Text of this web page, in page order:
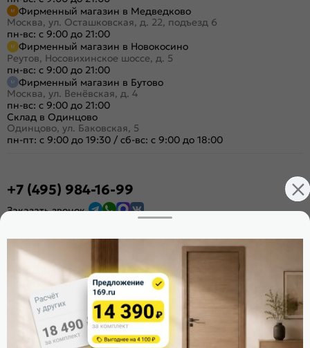
Фирменный магазин в Медведково
Москва, ул. Осташковская, д. 22, подъезд 6
пн-вс: с 9:00 до 21:00
Фирменный магазин в Новокосино
Реутов, Носовихинское шоссе, д. 5
пн-вс: с 9:00 до 21:00
Фирменный магазин в Бутово
Москва, ул. Венёвская, д. 4
пн-вс: с 9:00 до 21:00
Склад в Одинцово
Одинцово, ул. Баковская, 5
пн-пт: с 9:00 до 19:30 / сб-вс: с 9:00 до 18:00
+7 (495) 984-16-99
Заказать звонок
Расскажите о нас
Поделиться
Оцените магазин